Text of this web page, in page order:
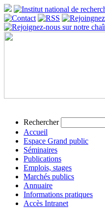
Rechercher
Accueil
Espace Grand public
Séminaires
Publications
Emplois, stages
Marchés publics
Annuaire
Informations pratiques
Accès Intranet